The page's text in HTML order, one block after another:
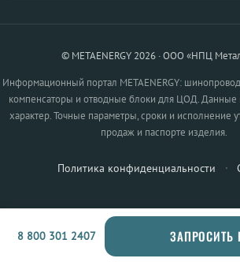
© METAENERGY 2026 · ООО «НПЦ
Информационный портал METAENERGY:
компенсаторы и отводные блоки для ЦОД. Данные
характер. Точные параметры, сроки и исполнение
продаж и паспорте изделия.
Политика конфиденциальности ·
8 800 301 2407 ЗАПРОСИТЬ